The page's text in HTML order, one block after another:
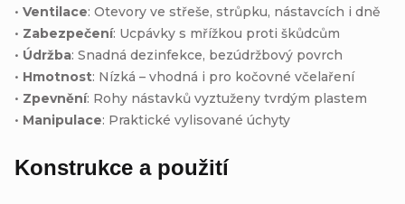
• Ventilace: Otevory ve střeše, strůpku, nástavcích i dně
• Zabezpečení: Ucpávky s mřížkou proti škůdcům
• Údržba: Snadná dezinfekce, bezúdržbový povrch
• Hmotnost: Nízká – vhodná i pro kočovné včelaření
• Zpevnění: Rohy nástavků vyztuženy tvrdým plastem
• Manipulace: Praktické vylisované úchyty
Konstrukce a použití